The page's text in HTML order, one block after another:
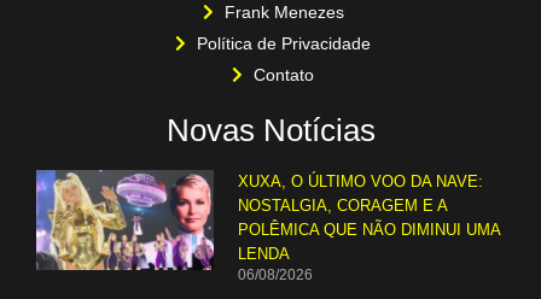
Frank Menezes
Política de Privacidade
Contato
Novas Notícias
XUXA, O ÚLTIMO VOO DA NAVE:
NOSTALGIA, CORAGEM E A
POLÊMICA QUE NÃO DIMINUI UMA
LENDA
06/08/2026